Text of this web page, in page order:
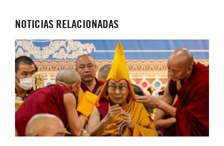
NOTICIAS RELACIONADAS